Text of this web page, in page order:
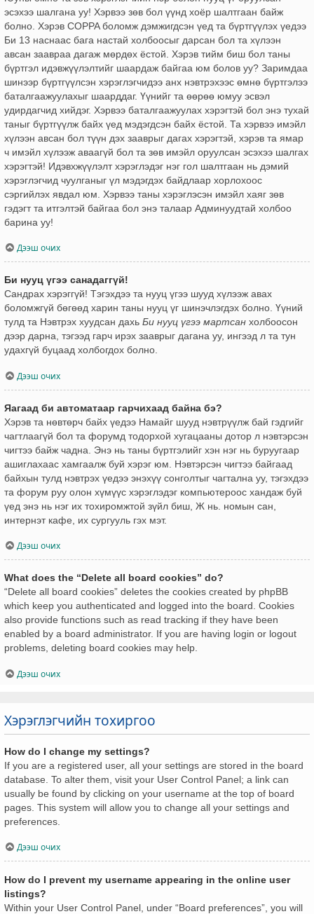
эсэхээ шалгана уу! Хэрвээ зөв бол үүнд хоёр шалтгаан байж
болно. Хэрэв COPPA боломж дэмжигдсэн үед та бүртгүүлэх үедээ
Би 13 наснаас бага настай холбоосыг дарсан бол та хүлээн
авсан заавраа дагаж мөрдөх ёстой. Хэрэв тийм биш бол таны
бүртгэл идэвжүүлэлтийг шаардаж байгаа юм болов уу? Заримдаа
шинээр бүртгүүлсэн хэрэглэгчидээ анх нэвтрэхээс өмнө бүртгэлээ
баталгаажуулахыг шаарддаг. Үүнийг та өөрөө юмуу эсвэл
удирдагчид хийдэг. Хэрвээ баталгаажуулах хэрэгтэй бол энэ тухай
таныг бүртгүүлж байх үед мэдэгдсэн байх ёстой. Та хэрвээ имэйл
хүлээн авсан бол түүн дэх зааврыг дагах хэрэгтэй, хэрэв та ямар
ч имэйл хүлээж аваагүй бол та зөв имэйл оруулсан эсэхээ шалгах
хэрэгтэй! Идэвхжүүлэлт хэрэглэдэг нэг гол шалтгаан нь дэмий
хэрэглэгчид чуулганыг үл мэдэгдэх байдлаар хорлохоос
сэргийлэх явдал юм. Хэрвээ таны хэрэглэсэн имэйл хаяг зөв
гэдэгт та итгэлтэй байгаа бол энэ талаар Админуудтай холбоо
барина уу!
Дээш очих
Би нууц үгээ санадаггүй!
Сандрах хэрэггүй! Тэгэхдээ та нууц үгээ шууд хүлээж авах
боломжгүй бөгөөд харин таны нууц үг шинэчлэгдэх болно. Үүний
тулд та Нэвтрэх хуудсан дахь Би нууц үгээ мартсан холбоосон
дээр дарна, тэгээд гарч ирэх зааврыг дагана уу, ингээд л та тун
удахгүй буцаад холбогдох болно.
Дээш очих
Яагаад би автоматаар гарчихаад байна бэ?
Хэрэв та нөвтөрч байх үедээ Намайг шууд нэвтрүүлж бай гэдгийг
чагтлаагүй бол та форумд тодорхой хугацааны дотор л нэвтэрсэн
чигтээ байж чадна. Энэ нь таны бүртгэлийг хэн нэг нь буруугаар
ашиглахаас хамгаалж буй хэрэг юм. Нэвтэрсэн чигтээ байгаад
байхын тулд нэвтрэх үедээ энэхүү сонголтыг чагтална уу, тэгэхдээ
та форум руу олон хүмүүс хэрэглэдэг компьютероос хандаж буй
үед энэ нь нэг их тохиромжтой зүйл биш, Ж нь. номын сан,
интернэт кафе, их сургууль гэх мэт.
Дээш очих
What does the “Delete all board cookies” do?
“Delete all board cookies” deletes the cookies created by phpBB
which keep you authenticated and logged into the board. Cookies
also provide functions such as read tracking if they have been
enabled by a board administrator. If you are having login or logout
problems, deleting board cookies may help.
Дээш очих
Хэрэглэгчийн тохиргоо
How do I change my settings?
If you are a registered user, all your settings are stored in the board
database. To alter them, visit your User Control Panel; a link can
usually be found by clicking on your username at the top of board
pages. This system will allow you to change all your settings and
preferences.
Дээш очих
How do I prevent my username appearing in the online user
listings?
Within your User Control Panel, under “Board preferences”, you will